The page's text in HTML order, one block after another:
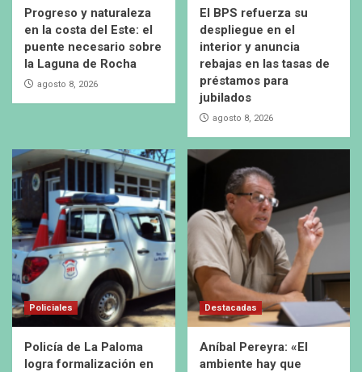
Progreso y naturaleza
en la costa del Este: el
puente necesario sobre
la Laguna de Rocha
agosto 8, 2026
El BPS refuerza su
despliegue en el
interior y anuncia
rebajas en las tasas de
préstamos para
jubilados
agosto 8, 2026
Policiales
Policía de La Paloma
logra formalización en
Destacadas
Aníbal Pereyra: «El
ambiente hay que